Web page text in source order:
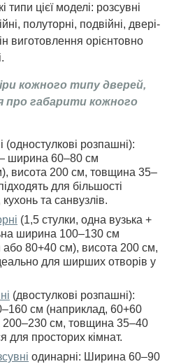
типи цієї моделі: розсувні
полуторні, подвійні, двері-
виготовлення орієнтовно
кожного типу дверей,
про габарити кожного
(одностулкові розпашні):
ширина 60–80 см
висота 200 см, товщина 35–
для більшості
та санвузлів.
(1,5 стулки, одна вузька +
ширина 100–130 см
80+40 см), висота 200 см,
для ширших отворів у
(двостулкові розпашні):
см (наприклад, 60+60
200–230 см, товщина 35–40
для просторих кімнат.
одинарні: Ширина 60–90